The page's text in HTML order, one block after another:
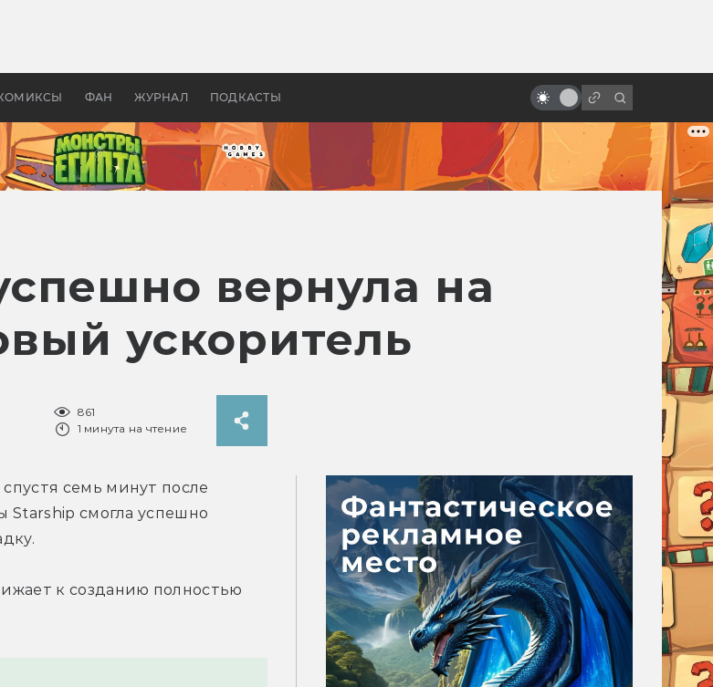
ФАН ЖУРНАЛ ПОДКАСТЫ
Древней Грецией
«Звёздным войнам»
вернула на
ускоритель
861
1 минута на чтение
семь минут после
Starship смогла успешно
к созданию полностью